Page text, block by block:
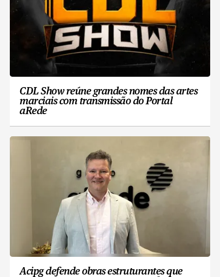
CDL Show reúne grandes nomes das artes
marciais com transmissão do Portal
aRede
Acipg defende obras estruturantes que